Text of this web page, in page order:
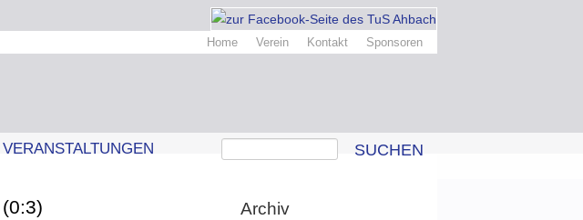
Home Verein Kontakt Sponsoren
VERANSTALTUNGEN SUCHEN
Archiv